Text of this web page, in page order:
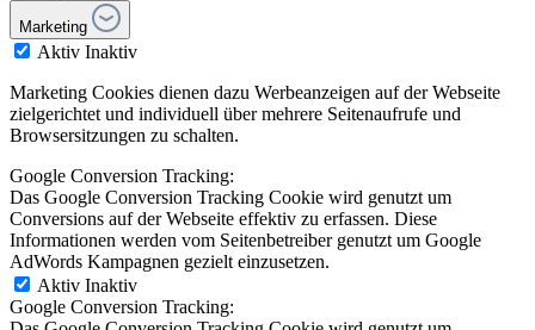
Marketing
Aktiv Inaktiv
Marketing Cookies dienen dazu Werbeanzeigen auf der Webseite
zielgerichtet und individuell über mehrere Seitenaufrufe und
Browsersitzungen zu schalten.
Google Conversion Tracking:
Das Google Conversion Tracking Cookie wird genutzt um
Conversions auf der Webseite effektiv zu erfassen. Diese
Informationen werden vom Seitenbetreiber genutzt um Google
AdWords Kampagnen gezielt einzusetzen.
Aktiv Inaktiv
Google Conversion Tracking: